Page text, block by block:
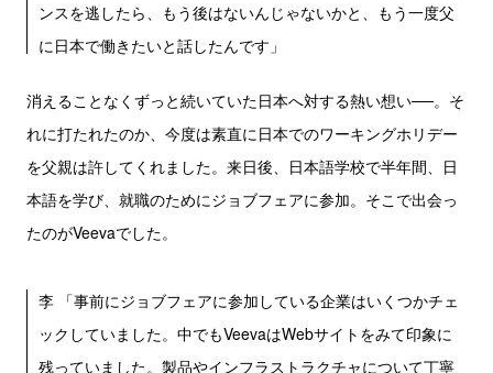
ンスを逃したら、もう後はないんじゃないかと、もう一度父
に日本で働きたいと話したんです」
消えることなくずっと続いていた日本へ対する熱い想い──。そ
れに打たれたのか、今度は素直に日本でのワーキングホリデー
を父親は許してくれました。来日後、日本語学校で半年間、日
本語を学び、就職のためにジョブフェアに参加。そこで出会っ
たのがVeevaでした。
李 「事前にジョブフェアに参加している企業はいくつかチェ
ックしていました。中でもVeevaはWebサイトをみて印象に
残っていました。製品やインフラストラクチャについて丁寧